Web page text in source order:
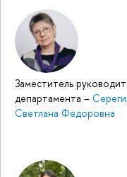
Заместитель
департамента –
Светлана Федоровна